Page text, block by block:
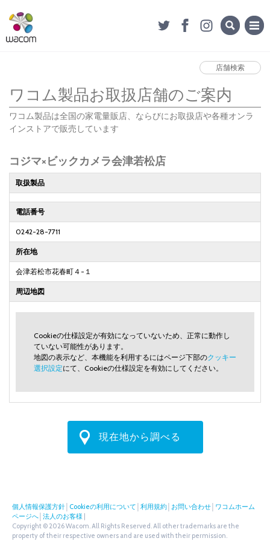
店舗検索
ワコム製品お取扱店舗のご案内
ワコム製品は全国の家電量販店、ならびにお取扱店や各種オンラ
インストアで販売しています
コジマ×ビックカメラ会津若松店
取扱製品
電話番号
0242-28-7711
所在地
会津若松市花春町４-１
周辺地図
Cookieの仕様設定が有効になっていないため、正常に動作し
ていない可能性があります。
地図の表示など、本機能を利用するにはページ下部のクッキー
選択設定にて、Cookieの仕様設定を有効にしてください。
現在地から調べる
個人情報保護方針 Cookieの利用について 利用規約 お問い合わせ ワコムホーム
ページへ 法人のお客様
Copyright © 2026 Wacom. All Rights Reserved. All other trademarks are the
property of their respective owners and are used with their permission.